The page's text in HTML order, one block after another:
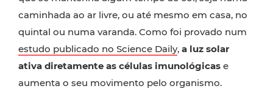
caminhada ao ar livre, ou até mesmo em casa, no
quintal ou numa varanda. Como foi provado num
estudo publicado no Science Daily, a luz solar
ativa diretamente as células imunológicas e
aumenta o seu movimento pelo organismo.